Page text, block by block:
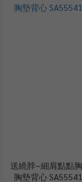
送繞脖~細肩點點
胸墊背心